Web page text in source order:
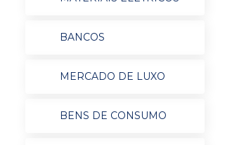
BANCOS
MERCADO DE LUXO
BENS DE CONSUMO